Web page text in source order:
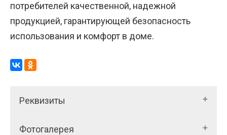
потребителей качественной, надежной
продукцией, гарантирующей безопасность
использования и комфорт в доме.
Реквизиты
Фотогалерея